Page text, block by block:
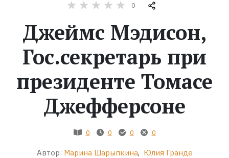
Жанры
Серии
Экранизации
Коллекции
0
Джеймс Мэдисон,
Гос.секретарь при
президенте Томасе
Джефферсоне
0 0 0 0
Автор: Марина Шарыпкина, Юлия Гранде